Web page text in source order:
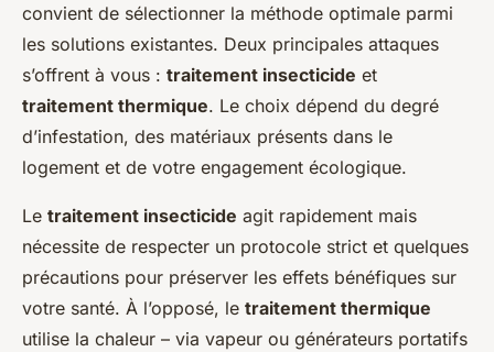
convient de sélectionner la méthode optimale parmi
les solutions existantes. Deux principales attaques
s’offrent à vous : traitement insecticide et
traitement thermique. Le choix dépend du degré
d’infestation, des matériaux présents dans le
logement et de votre engagement écologique.
Le traitement insecticide agit rapidement mais
nécessite de respecter un protocole strict et quelques
précautions pour préserver les effets bénéfiques sur
votre santé. À l’opposé, le traitement thermique
utilise la chaleur – via vapeur ou générateurs portatifs